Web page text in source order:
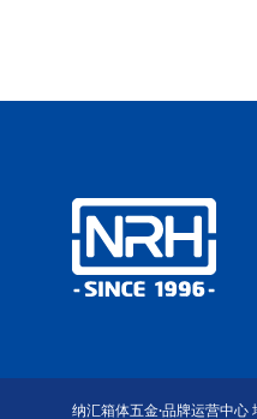
纳汇箱体五金·品牌运营中